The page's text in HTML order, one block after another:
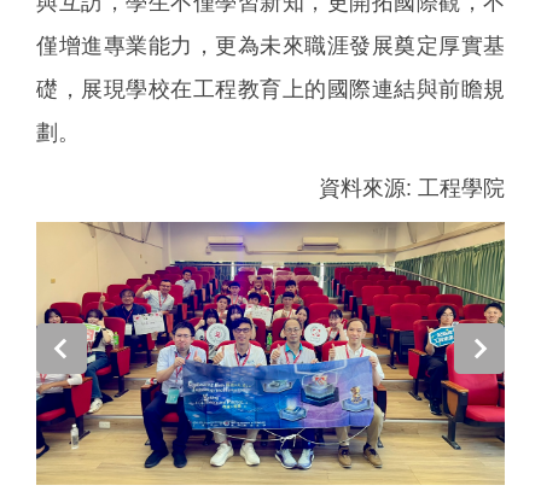
僅增進專業能力，更為未來職涯發展奠定厚實基
礎，展現學校在工程教育上的國際連結與前瞻規
劃。
資料來源: 工程學院